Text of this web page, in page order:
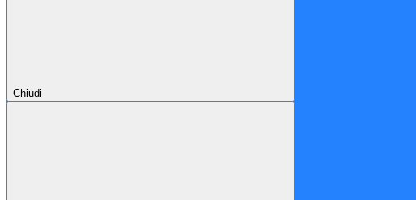
Chiudi